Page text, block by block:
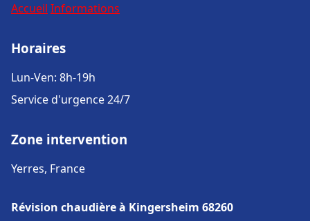
Accueil Informations
Horaires
Lun-Ven: 8h-19h
Service d'urgence 24/7
Zone intervention
Yerres, France
Révision chaudière à Kingersheim 68260